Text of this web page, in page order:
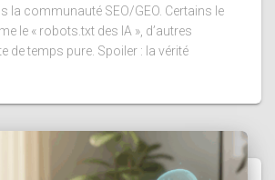
la communauté SEO/GEO. Certains le
le « robots.txt des IA », d’autres
de temps pure. Spoiler : la vérité